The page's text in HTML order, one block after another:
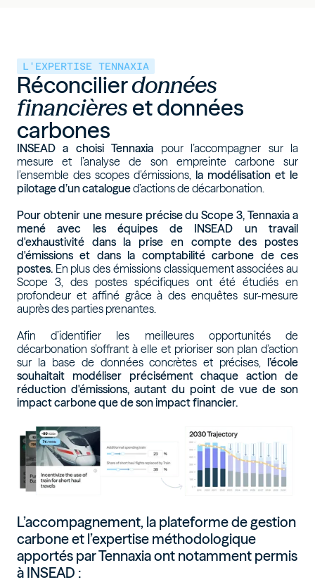
L'EXPERTISE TENNAXIA
Réconcilierdonnées
financières et données
carbones
INSEAD a choisi Tennaxia pour l’accompagner sur la
mesure et l’analyse de son empreinte carbone sur
l’ensemble des scopes d’émissions, la modélisation et le
pilotage d’un catalogued’actions de décarbonation.
Pour obtenir une mesure précise du Scope 3, Tennaxia a
mené avec les équipes de INSEAD un travail
d'exhaustivité dans la prise en compte des postes
d'émissions et dans la comptabilité carbone de ces
postes. En plus des émissions classiquement associées au
Scope 3, des postes spécifiques ont été étudiés en
profondeur et affiné grâce à des enquêtes sur-mesure
auprès des parties prenantes.
Afin d’identifier les meilleures opportunités de
décarbonation s’offrant à elle et prioriser son plan d’action
sur la base de données concrètes et précises, l’école
souhaitait modéliser précisément chaque action de
réduction d'émissions, autant du point de vue de son
impact carbone que de son impact financier.
L’accompagnement, la plateforme de gestion
carbone et l’expertise méthodologique
apportés par Tennaxia ont notamment permis
à INSEAD :